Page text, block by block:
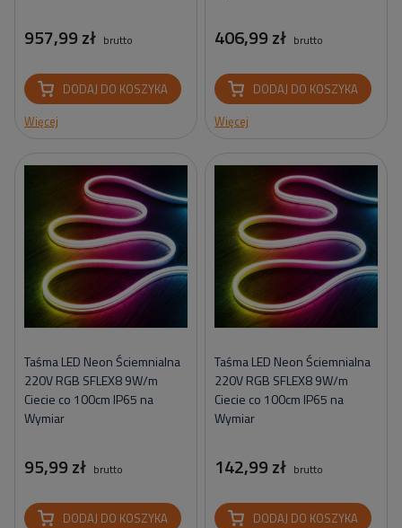
957,99 zł brutto
DODAJ DO KOSZYKA
Więcej
406,99 zł brutto
DODAJ DO KOSZYKA
Więcej
Taśma LED Neon Ściemnialna
220V RGB SFLEX8 9W/m
Ciecie co 100cm IP65 na
Wymiar
95,99 zł brutto
DODAJ DO KOSZYKA
Taśma LED Neon Ściemnialna
220V RGB SFLEX8 9W/m
Ciecie co 100cm IP65 na
Wymiar
142,99 zł brutto
DODAJ DO KOSZYKA